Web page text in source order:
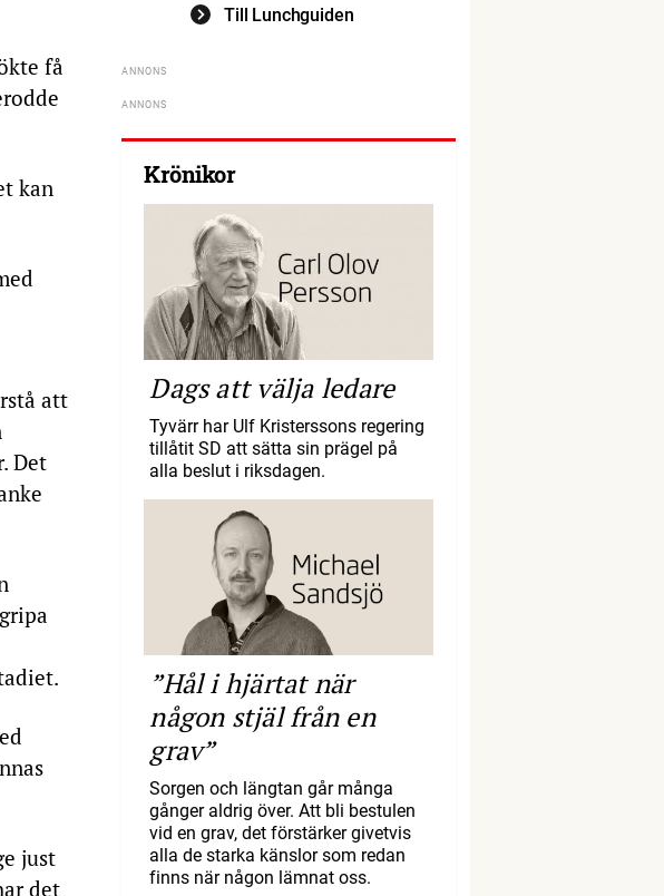
få
kan
att
Det
just
det
Till Lunchguiden
Krönikor
Dags att välja ledare
Tyvärr har Ulf Kristerssons regering
tillåtit SD att sätta sin prägel på
alla beslut i riksdagen.
”Hål i hjärtat när
någon stjäl från en
grav”
Sorgen och längtan går många
gånger aldrig över. Att bli bestulen
vid en grav, det förstärker givetvis
alla de starka känslor som redan
finns när någon lämnat oss.